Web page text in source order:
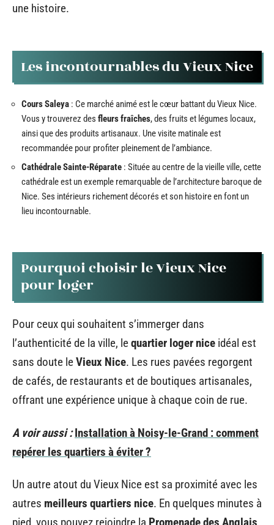
une histoire.
Les incontournables du Vieux Nice
Cours Saleya : Ce marché animé est le cœur battant du Vieux Nice.
Vous y trouverez des fleurs fraîches, des fruits et légumes locaux,
ainsi que des produits artisanaux. Une visite matinale est
recommandée pour profiter pleinement de l’ambiance.
Cathédrale Sainte-Réparate : Située au centre de la vieille ville, cette
cathédrale est un exemple remarquable de l’architecture baroque de
Nice. Ses intérieurs richement décorés et son histoire en font un
lieu incontournable.
Pourquoi choisir le Vieux Nice
pour loger
Pour ceux qui souhaitent s’immerger dans
l’authenticité de la ville, lequartier loger nice idéal est
sans doute leVieux Nice. Les rues pavées regorgent
de cafés, de restaurants et de boutiques artisanales,
offrant une expérience unique à chaque coin de rue.
A voir aussi : Installation à Noisy-le-Grand : comment
repérer les quartiers à éviter ?
Un autre atout du Vieux Nice est sa proximité avec les
autres meilleurs quartiers nice. En quelques minutes à